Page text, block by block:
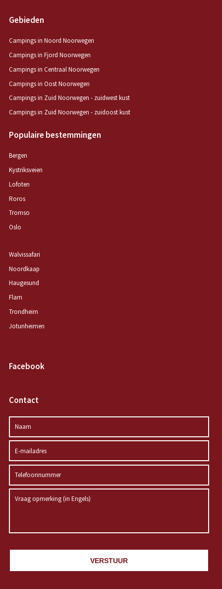
Gebieden
Campings in Noord Noorwegen
Campings in Fjord Noorwegen
Campings in Centraal Noorwegen
Campings in Oost Noorwegen
Campings in Zuid Noorwegen - zuidwest kust
Campings in Zuid Noorwegen - zuidoost kust
Populaire bestemmingen
Bergen
Kystriksveien
Lofoten
Roros
Tromso
Oslo
Walvissafari
Noordkaap
Haugesund
Flam
Trondheim
Jotunheimen
Facebook
Contact
VERSTUUR